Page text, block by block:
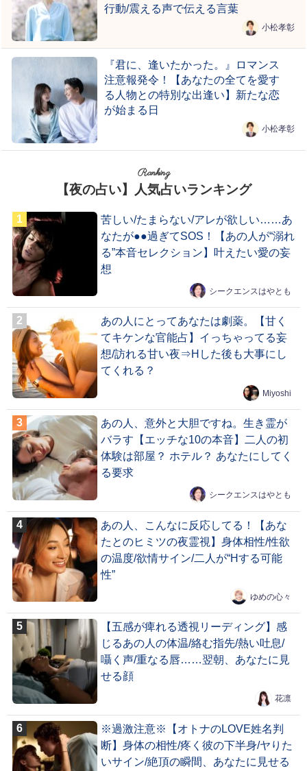
行動/震える声で伝える言葉
小松孝彰
『君に、逢いたかった。』ロマンス
注意報発令！【あなたの全てを愛す
る人物との特別な出逢い】新たな恋
が始まる日
小松孝彰
Ranking
【夜の占い】人気占いランキング
苦しい/たまらない/アレが欲しい……あ
なたが●●過ぎてSOS！【あの人が“溺れ
る”本音セレクション】叶えたい愛の妄
想
シークエンスはやとも
あの人にとってあなたは劇薬。【甘く
てキケンな官能占】イっちゃってる妄
想/訪れる甘い夜⇒Hした後も大事にし
てくれる？
Miyoshi
あの人、意外と大胆ですね。生き霊が
バラす【エッチな10の本音】二人の初
体験は部屋？ ホテル？ あなたにしてく
る要求
シークエンスはやとも
あの人、こんなに反応してる！【あな
たとのヒミツの夜霊視】身体相性/性欲
の温度/欲情サイン/二人が“Hする可能
性”
ゆめの心々
【五感が痺れる透視リーディング】感
じるあの人の体温/絡む指先/熱い吐息/
囁く声/重なる唇……翌朝、あなたに見
せる顔
花凛
※過激注意※【オトナのLOVE姓名判
断】身体の相性/疼く彼の下半身/ヤりた
いサイン/絶頂の瞬間、あなたに見せる